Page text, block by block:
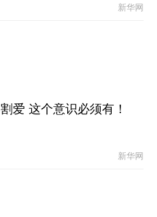
新华网
爱 这个意识必须有！
新华网